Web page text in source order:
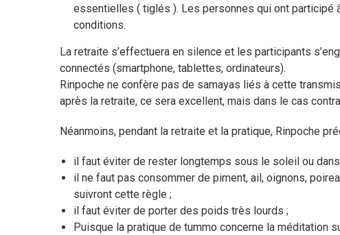
essentielles ( tiglés ). Les personnes qui ont participé
conditions.
La retraite s’effectuera en silence et les participants
connectés (smartphone, tablettes, ordinateurs).
Rinpoche ne confère pas de samayas liés à cette
après la retraite, ce sera excellent, mais dans le cas
Néanmoins, pendant la retraite et la pratique, Rinpoche
il faut éviter de rester longtemps sous le soleil ou dans
il ne faut pas consommer de piment, ail, oignons,
suivront cette règle ;
il faut éviter de porter des poids très lourds ;
Puisque la pratique de tummo concerne la méditation